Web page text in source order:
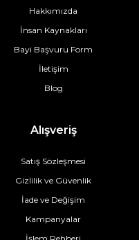
Hakkımızda
İnsan Kaynakları
Bayi Başvuru Form
İletişim
Blog
Alışveriş
Satış Sözleşmesi
Gizlilik ve Güvenlik
İade ve Değişim
Kampanyalar